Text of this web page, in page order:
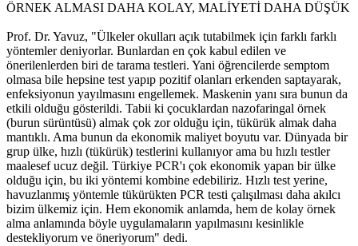
ÖRNEK ALMASI DAHA KOLAY, MALİYETİ DAHA DÜŞÜK
Prof. Dr. Yavuz, "Ülkeler okulları açık tutabilmek için farklı farklı
yöntemler deniyorlar. Bunlardan en çok kabul edilen ve
önerilenlerden biri de tarama testleri. Yani öğrencilerde semptom
olmasa bile hepsine test yapıp pozitif olanları erkenden saptayarak,
enfeksiyonun yayılmasını engellemek. Maskenin yanı sıra bunun da
etkili olduğu gösterildi. Tabii ki çocuklardan nazofaringal örnek
(burun sürüntüsü) almak çok zor olduğu için, tükürük almak daha
mantıklı. Ama bunun da ekonomik maliyet boyutu var. Dünyada bir
grup ülke, hızlı (tükürük) testlerini kullanıyor ama bu hızlı testler
maalesef ucuz değil. Türkiye PCR'ı çok ekonomik yapan bir ülke
olduğu için, bu iki yöntemi kombine edebiliriz. Hızlı test yerine,
havuzlanmış yöntemle tükürükten PCR testi çalışılması daha akılcı
bizim ülkemiz için. Hem ekonomik anlamda, hem de kolay örnek
alma anlamında böyle uygulamaların yapılmasını kesinlikle
destekliyorum ve öneriyorum" dedi.